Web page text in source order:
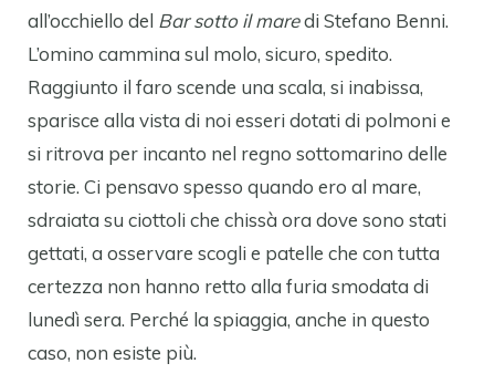
all’occhiello del Bar sotto il maredi Stefano Benni.
L’omino cammina sul molo, sicuro, spedito.
Raggiunto il faro scende una scala, si inabissa,
sparisce alla vista di noi esseri dotati di polmoni e
si ritrova per incanto nel regno sottomarino delle
storie. Ci pensavo spesso quando ero al mare,
sdraiata su ciottoli che chissà ora dove sono stati
gettati, a osservare scogli e patelle che con tutta
certezza non hanno retto alla furia smodata di
lunedì sera. Perché la spiaggia, anche in questo
caso, non esiste più.